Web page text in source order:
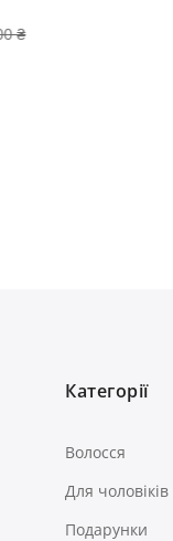
Категорії
Волосся
Для чоловіків
Подарунки